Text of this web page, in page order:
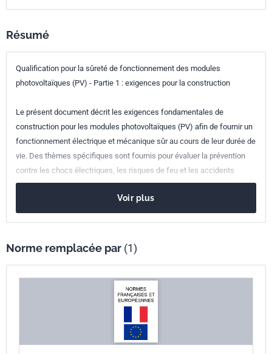
Codes ICS
Indice de
Numéro de tirage 1 - octobre 2007
internationale
Parenté
européenne
EN 61730-1:2007
Résumé
Qualification pour la sûreté de fonctionnement des modules
photovoltaïques (PV) - Partie 1 : exigences pour la construction
Le présent document décrit les exigences fondamentales de
construction pour les modules photovoltaïques (PV) afin de fournir un
fonctionnement électrique et mécanique sûr au cours de leur durée de
vie. Des thèmes spécifiques sont fournis pour évaluer la prévention
contre les chocs électriques, les risques de feu et les accidents
corporels dus à des contraintes mécaniques et environnementales. La
présente partie de la NF EN 61730 se rapporte aux exigences
particulières de construction alors que la partie 2 présente les
de la Directive Basse Tension n° 2006/95/CE du 12/12/2006.
Voir plus
Norme remplacée par (1)